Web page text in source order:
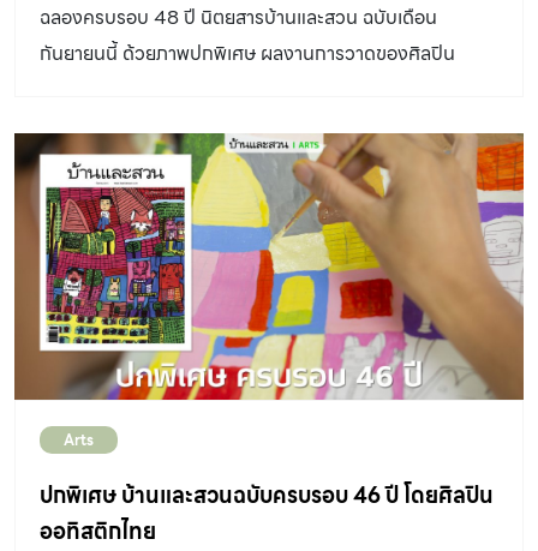
ฉลองครบรอบ 48 ปี นิตยสารบ้านและสวน ฉบับเดือน
กันยายนนี้ ด้วยภาพปกพิเศษ ผลงานการวาดของศิลปิน
เองไปด้วยกัน
Arts
ปกพิเศษ บ้านและสวนฉบับครบรอบ 46 ปี โดยศิลปิน
ออทิสติกไทย